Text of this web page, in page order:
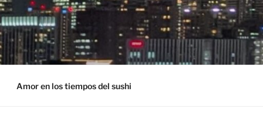
Amor en los tiempos del sushi